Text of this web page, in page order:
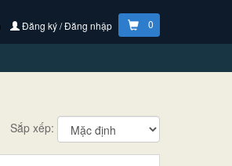
Đăng ký / Đăng nhập 0
Sắp xếp: